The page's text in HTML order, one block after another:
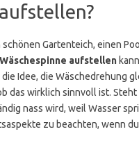
Gartenteich, einen
Wäschespinne aufstellen
Idee, die Wäschedrehung
das wirklich sinnvoll ist.
nass wird, weil Wasser
zu beachten, wenn